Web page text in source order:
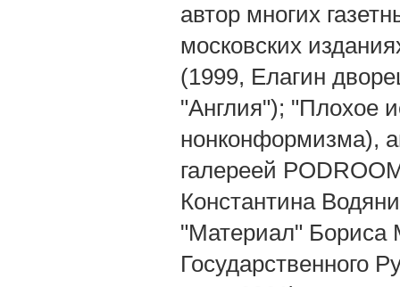
автор многих
московских
(1999, Елагин
"Англия"); "Плохое
нонконформизма),
галереей
Константина
"Материал" Бориса
Государственного